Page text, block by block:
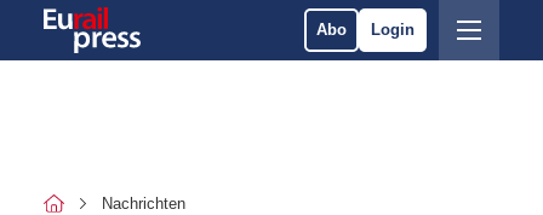
Abo Login
Nachrichten